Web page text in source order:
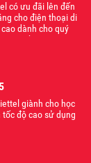
có ưu đãi lên đến
cho điện thoại di
dành cho quý
hoặc truy cập
nhất hiện nay
giành cho học
độ cao sử dụng